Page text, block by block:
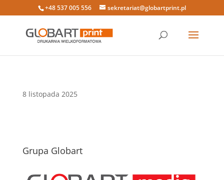
+48 537 005 556 sekretariat@globartprint.pl
8 listopada 2025
Grupa Globart